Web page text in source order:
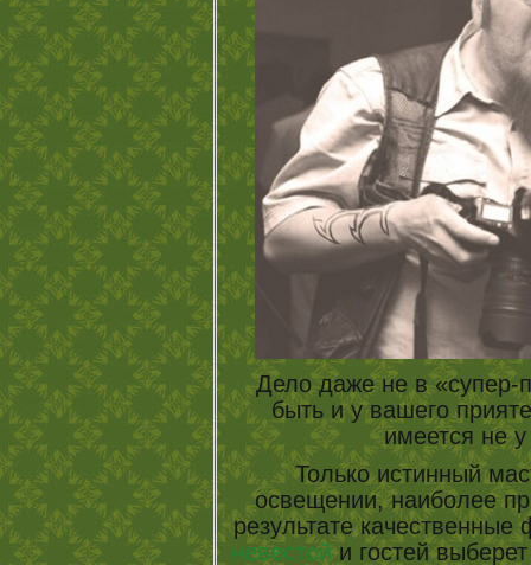
Дело даже не в «супер-
быть и у вашего
имеется не
Только истинный
освещении, наиболее
результате
невестойи гостей